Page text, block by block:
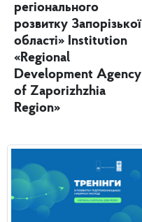
регіонального
розвитку Запорізької
області» Institution
«Regional
Development Agency
of Zaporizhzhia
Region»